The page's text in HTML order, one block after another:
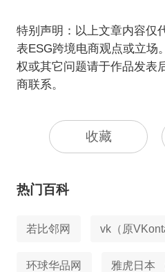
特别声明：以上文章内容仅
表ESG跨境电商观点或立场
权或其它问题请于作品发表
商联系。
收藏
热门百科
若比邻网 vk（原
环球华品网 雅虎日本